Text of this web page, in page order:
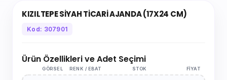
KIZILTEPE SİYAH TİCARİ AJANDA (17X24 CM)
Kod: 307901
Ürün Özellikleri ve Adet Seçimi
GÖRSEL RENK / EBAT STOK FIYAT